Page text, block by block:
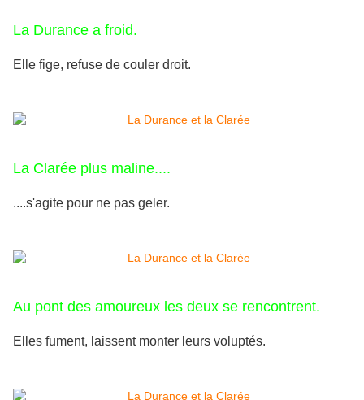
La Durance a froid.
Elle fige, refuse de couler droit.
La Clarée plus maline....
....s'agite pour ne pas geler.
Au pont des amoureux les deux se rencontrent.
Elles fument, laissent monter leurs voluptés.